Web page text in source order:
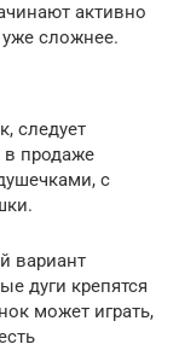
активно
сложнее.
следует
в продаже
с
вариант
дуги крепятся
может играть,